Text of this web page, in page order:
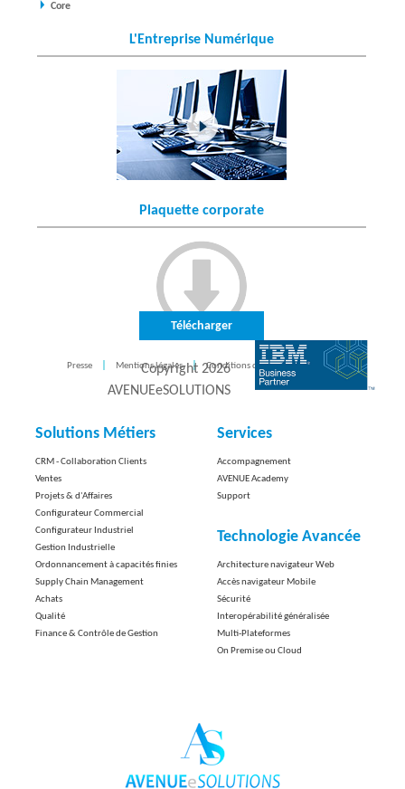
Core
L'Entreprise Numérique
Plaquette corporate
Télécharger
Presse Mentions légales Conditions d'utilisation CONTACT
Copyright 2026
AVENUEeSOLUTIONS
Solutions Métiers
CRM - Collaboration Clients
Ventes
Projets & d'Affaires
Configurateur Commercial
Configurateur Industriel
Gestion Industrielle
Ordonnancement à capacités finies
Supply Chain Management
Achats
Qualité
Finance & Contrôle de Gestion
Services
Accompagnement
AVENUE Academy
Support
Technologie Avancée
Architecture navigateur Web
Accès navigateur Mobile
Sécurité
Interopérabilité généralisée
Multi-Plateformes
On Premise ou Cloud